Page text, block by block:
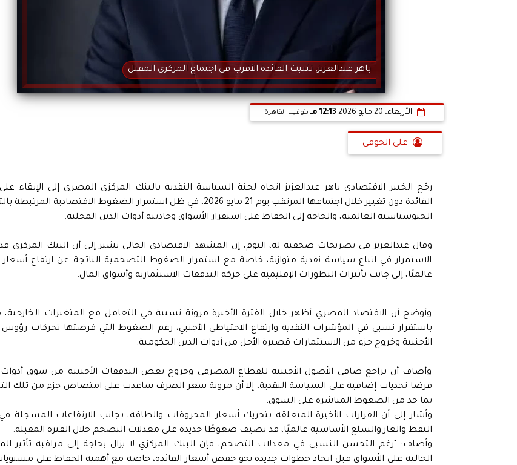
باهر عبدالعزيز: تثبيت الفائدة الأقرب في اجتماع المركزي المقبل
الأربعاء، 20 مايو 2026 12:13 مـ بتوقيت القاهرة
علي الحوفي
رجّح الخبير الاقتصادي باهر عبدالعزيز اتجاه لجنة السياسة النقدية بالبنك المركزي المصري إلى الإبقاء
الفائدة دون تغيير خلال اجتماعها المرتقب يوم 21 مايو 2026، في ظل استمرار الضغوط الاقتصادية
الجيوسياسية العالمية، والحاجة إلى الحفاظ على استقرار الأسواق وجاذبية أدوات الدين المحلية.
وقال عبدالعزيز في تصريحات صحفية له، اليوم، إن المشهد الاقتصادي الحالي يشير إلى أن البنك المركزي
الاستمرار في اتباع سياسة نقدية متوازنة، خاصة مع استمرار الضغوط التضخمية الناتجة عن ارتفاع أسعار
عالميًا، إلى جانب تأثيرات التطورات الإقليمية على حركة التدفقات الاستثمارية وأسواق المال.
وأوضح أن الاقتصاد المصري أظهر خلال الفترة الأخيرة مرونة نسبية في التعامل مع المتغيرات الخارجية،
باستقرار نسبي في المؤشرات النقدية وارتفاع الاحتياطي الأجنبي، رغم الضغوط التي فرضتها تحركات رؤوس
الأجنبية وخروج جزء من الاستثمارات قصيرة الأجل من أدوات الدين الحكومية.
وأضاف أن تراجع صافي الأصول الأجنبية للقطاع المصرفي وخروج بعض التدفقات الأجنبية من سوق أدوات
فرضا تحديات إضافية على السياسة النقدية، إلا أن مرونة سعر الصرف ساعدت على امتصاص جزء من تلك
بما حد من الضغوط المباشرة على السوق.
وأشار إلى أن القرارات الأخيرة المتعلقة بتحريك أسعار المحروقات والطاقة، بجانب الارتفاعات المسجلة
النفط والغاز والسلع الأساسية عالميًا، قد تضيف ضغوطًا جديدة على معدلات التضخم خلال الفترة المقبلة.
وأضاف: "رغم التحسن النسبي في معدلات التضخم، فإن البنك المركزي لا يزال بحاجة إلى مراقبة تأثير
الحالية على الأسواق قبل اتخاذ خطوات جديدة نحو خفض أسعار الفائدة، خاصة مع أهمية الحفاظ على